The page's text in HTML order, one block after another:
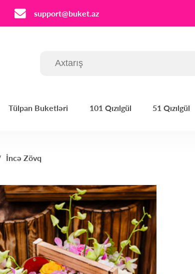
support@buket.az
Tülpan Buketləri 101 Qızılgül 51 Qızılgül
İncə Zövq